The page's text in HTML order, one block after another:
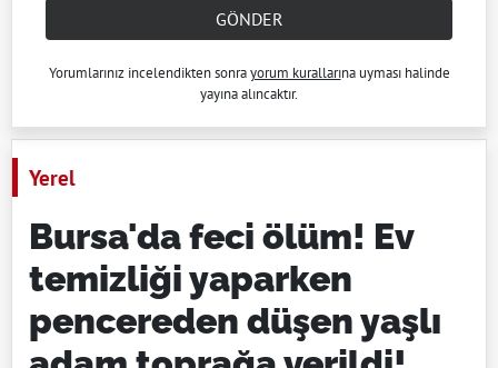
GÖNDER
Yorumlarınız incelendikten sonrayorum kurallarına uyması halinde
yayına alıncaktır.
Yerel
Bursa'da feci ölüm! Ev
temizliği yaparken
pencereden düşen yaşlı